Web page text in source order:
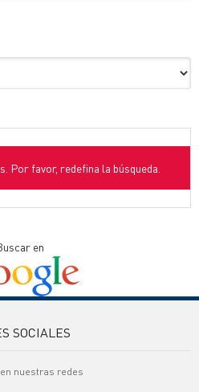
Por favor, redefina la búsqueda.
en
SOCIALES
nuestras redes